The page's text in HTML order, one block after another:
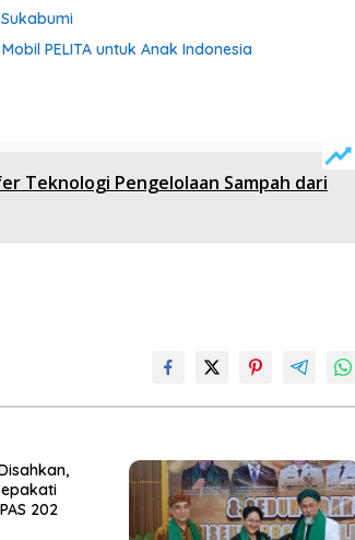
PELITA untuk Anak Indonesia
Teknologi Pengelolaan Sampah dari
202